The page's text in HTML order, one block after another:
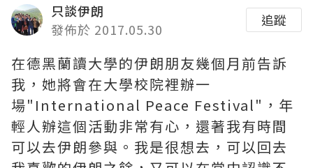
只談伊朗
發佈於 2017.05.30
追蹤
在德黑蘭讀大學的伊朗朋友幾個月前告訴
我，她將會在大學校院裡辦一
場"International Peace Festival"，年
輕人辦這個活動非常有心，還著我有時間
可以去伊朗參與。我是很想去，可以回去